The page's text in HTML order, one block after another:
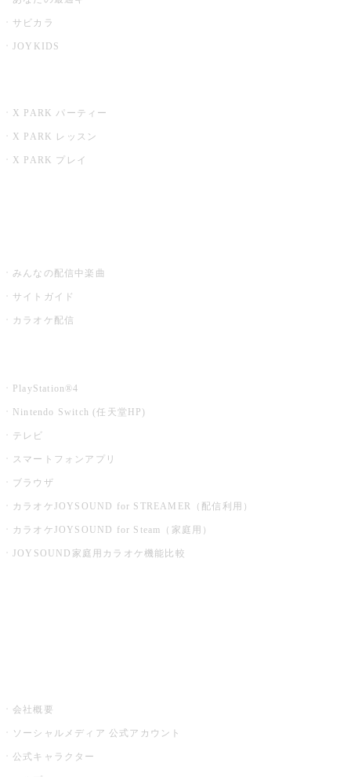
サビカラ
JOYKIDS
X PARK パーティー
X PARK レッスン
X PARK プレイ
みんなの配信中楽曲
サイトガイド
カラオケ配信
PlayStation®4
Nintendo Switch (任天堂HP)
テレビ
スマートフォンアプリ
ブラウザ
カラオケJOYSOUND for STREAMER（配信利用）
カラオケJOYSOUND for Steam（家庭用）
JOYSOUND家庭用カラオケ機能比較
会社概要
ソーシャルメディア 公式アカウント
公式キャラクター